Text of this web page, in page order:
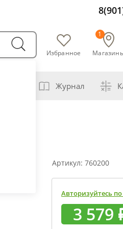
Избранное
1
Журнал
перегонка спирта-сырца
сахара глюкозой
абсолютного спирта и
Артикул: 760200
Авторизуйтесь
3 579